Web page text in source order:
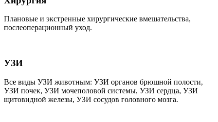
Плановые и экстренные хирургические вмешательства,
послеоперационный уход.
УЗИ
Все виды УЗИ животным: УЗИ органов брюшной полости,
УЗИ почек, УЗИ мочеполовой системы, УЗИ сердца, УЗИ
щитовидной железы, УЗИ сосудов головного мозга.